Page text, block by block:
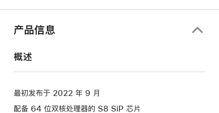
产品信息
概述
最初发布于 2022 年 9 月
配备 64 位双核处理器的 S8 SiP 芯片